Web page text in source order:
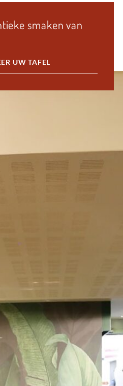
smaken van
UW TAFEL